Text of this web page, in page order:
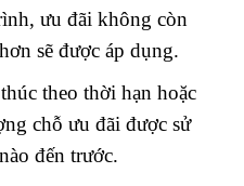
ưu đãi không còn
sẽ được áp dụng.
theo thời hạn hoặc
chỗ ưu đãi được sử
đến trước.